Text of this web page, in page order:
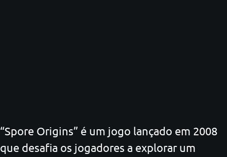
“Spore Origins” é um jogo lançado em 2008
que desafia os jogadores a explorar um